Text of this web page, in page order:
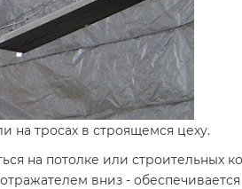
тросах в строящемся цеху.
на потолке или
вниз -